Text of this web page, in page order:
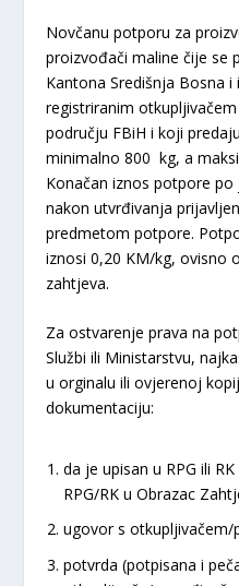
Novčanu potporu za
proizvođači maline čije se
Kantona Središnja Bosna
registriranim
području FBiH i koji
minimalno 800 kg, a
Konačan iznos potpore
nakon utvrđivanja
predmetom potpore.
iznosi 0,20 KM/kg, ovisno
zahtjeva.
Za ostvarenje prava na
Službi ili Ministarstvu,
u orginalu ili ovjerenoj
dokumentaciju:
da je upisan u RPG ili
RPG/RK u Obrazac
ugovor s otkupljivačem/
potvrda (potpisana i